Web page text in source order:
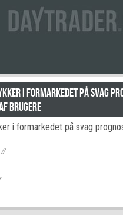
i formarkedet på svag
brugere
i formarkedet på svag